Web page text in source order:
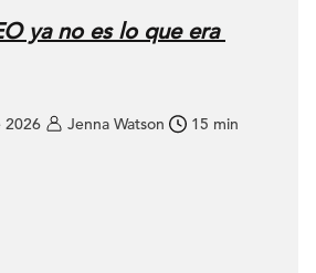
ya no es lo que era
2026 Jenna Watson 15 min